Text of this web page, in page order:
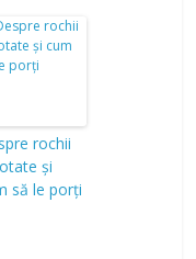
rochii
și
să le porți